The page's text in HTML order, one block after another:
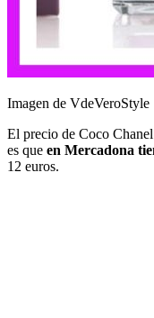
Imagen de VdeVeroStyle
El precio de Coco
es que en Mercadona
12 euros.